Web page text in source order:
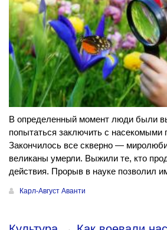
В определенный момент люди были
попытаться заключить с насекомыми
Закончилось все скверно —
великаны умерли. Выжили те, кто
действия. Прорыв в науке позволил
Карл-Август Аванти